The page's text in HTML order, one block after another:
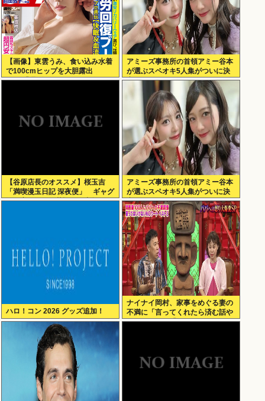
【画像】東雲うみ、食い込み水着
で100cmヒップを大胆露出
www「週刊SPA!」のグラビアオ
アミーズ事務所の首領アミー谷本
が選ぶスペオキ5人集がついに決
定してしまう
【谷原店長のオススメ】桜玉吉
「満喫漫玉日記 深夜便」 ギャグ
漫画家としての苦悩経た中年の日
アミーズ事務所の首領アミー谷本
が選ぶスペオキ5人集がついに決
定してしまう
ハロ！コン 2026 グッズ追加！
ナイナイ岡村、家事をめぐる妻の
不満に「言ってくれたら済む話や
ん」になるみ「バイトやったらク